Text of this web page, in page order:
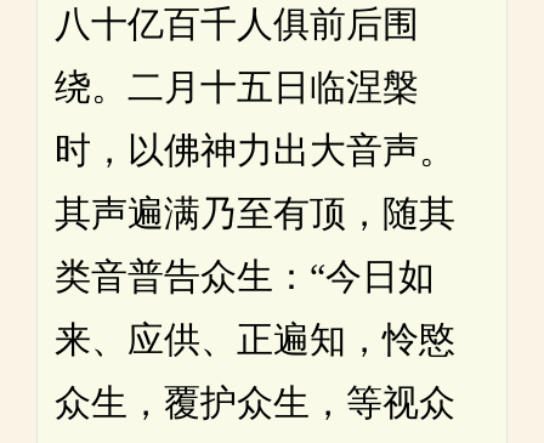
八十亿百千人俱前后围
绕。二月十五日临涅槃
时，以佛神力出大音声。
其声遍满乃至有顶，随其
类音普告众生：“今日如
来、应供、正遍知，怜愍
众生，覆护众生，等视众